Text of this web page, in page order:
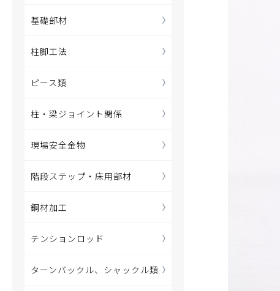
基礎部材
柱脚工法
ピース類
柱・梁ジョイント関係
現場安全金物
階段ステップ・床用部材
鋼材加工
テンションロッド
ターンバックル、シャックル類